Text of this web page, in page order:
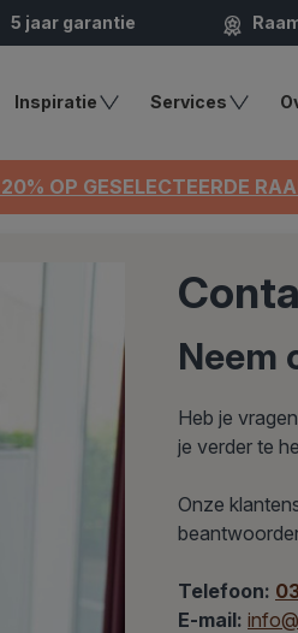
5 jaar garantie
Inspiratie Services
OP GESELECTEERDE
Neem
Heb je
je verder te
Onze
Telefoon:
E-mail: